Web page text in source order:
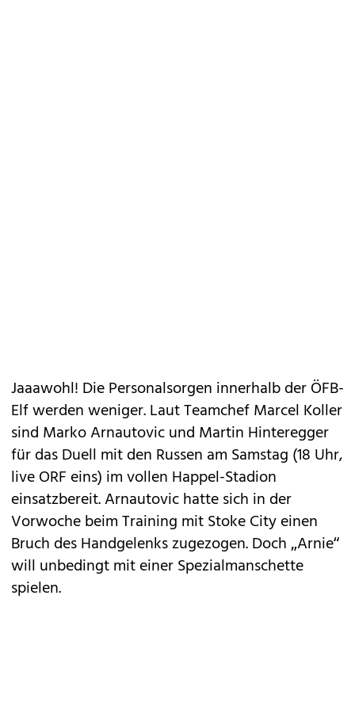
Jaaawohl! DiePersonalsorgen innerhalb derÖFB-
Elfwerden weniger. Laut Teamchef Marcel Koller
sind Marko Arnautovicund Martin Hinteregger
für das Duell mit den Russen am Samstag (18 Uhr,
live ORF eins) im vollen Happel-Stadion
einsatzbereit. Arnautovic hatte sich in der
Vorwoche beim Training mit Stoke City einen
Bruch des Handgelenks zugezogen. Doch „Arnie“
will unbedingt mit einer Spezialmanschette
spielen.